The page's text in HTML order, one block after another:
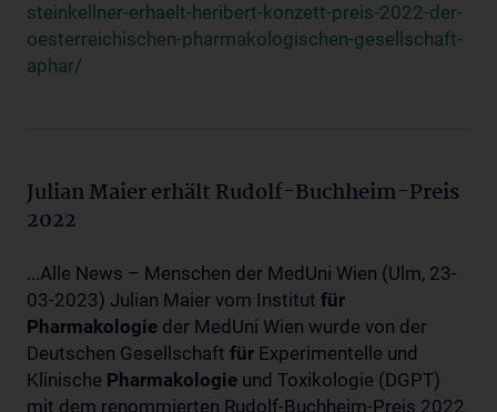
steinkellner-erhaelt-heribert-konzett-preis-2022-der-
oesterreichischen-pharmakologischen-gesellschaft-
aphar/
Julian Maier erhält Rudolf-Buchheim-Preis
2022
...Alle News – Menschen der MedUni Wien (Ulm, 23-
03-2023) Julian Maier vom Institut für
Pharmakologie der MedUni Wien wurde von der
Deutschen Gesellschaft für Experimentelle und
Klinische Pharmakologie und Toxikologie (DGPT)
mit dem renommierten Rudolf-Buchheim-Preis 2022